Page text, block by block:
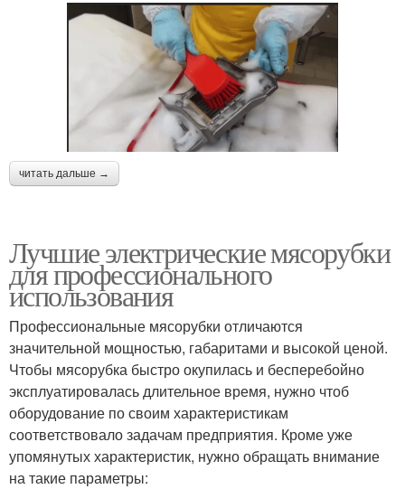
читать дальше →
Лучшие электрические мясорубки
для профессионального
использования
Профессиональные мясорубки отличаются
значительной мощностью, габаритами и высокой ценой.
Чтобы мясорубка быстро окупилась и бесперебойно
эксплуатировалась длительное время, нужно чтоб
оборудование по своим характеристикам
соответствовало задачам предприятия. Кроме уже
упомянутых характеристик, нужно обращать внимание
на такие параметры: